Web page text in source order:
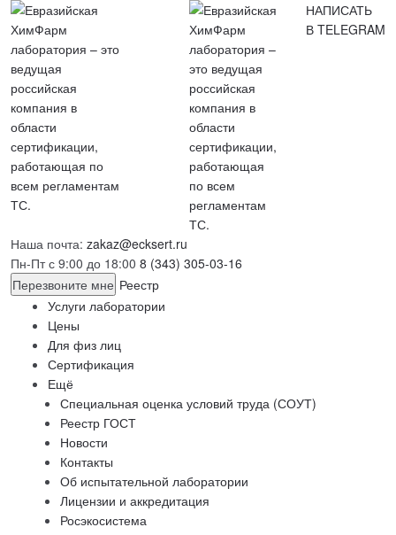
НАПИСАТЬ
В TELEGRAM
Наша почта: zakaz@ecksert.ru
Пн-Пт с 9:00 до 18:00 8 (343) 305-03-16
Перезвоните мне Реестр
Услуги лаборатории
Цены
Для физ лиц
Сертификация
Ещё
Специальная оценка условий труда (СОУТ)
Реестр ГОСТ
Новости
Контакты
Об испытательной лаборатории
Лицензии и аккредитация
Росэкосистема